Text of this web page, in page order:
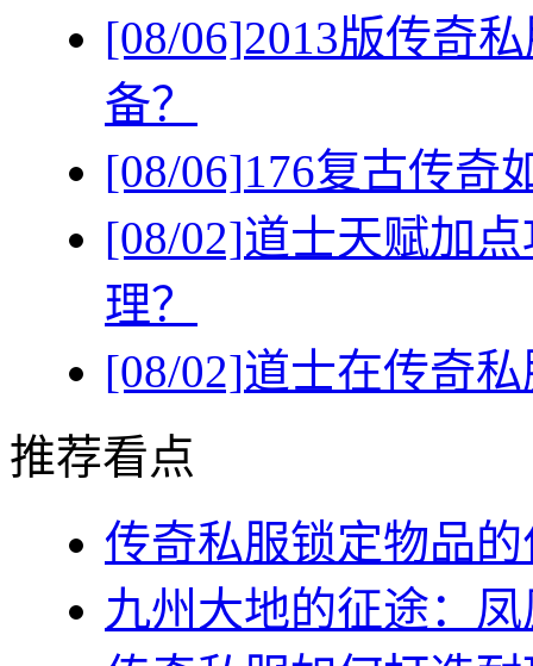
[08/06]2013版传奇
备？
[08/06]176复古传奇
[08/02]道士天赋加
理？
[08/02]道士在传奇
推荐看点
传奇私服锁定物品
九州大地的征途：